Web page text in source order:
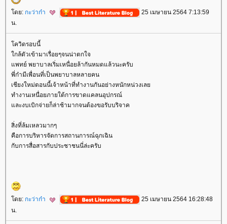
ดย: กะว่าก๋า
25 เมษายน 2564 7:13:59
น.
ควิดรอบนี้
กล้ตัวเข้ามาเรื่อยๆจนน่าตกใจ
พทย์ พยาบาลเริ่มเหนื่อยล้ากันหมดแล้วนะครับ
พี่ก๋ามีเพื่อนที่เป็นพยาบาลหลายคน
เชียงใหม่ตอนนี้เจ้าหน้าที่ทำงานกันอย่างหนักหน่วงเล
ทำงานเหนื่อยภายใต้การขาดแคลนอุปกรณ์
ละงบเบิกจ่ายก็ล่าช้ามากจนต้องขอรับบริจาค
สิ่งที่ล้มเหลวมากๆ
คือการบริหารจัดการสถานการณ์ฉุกเฉิน
กับการสื่อสารกับประชาชนนี่ล่ะครับ
ดย: กะว่าก๋า
25 เมษายน 2564 16:28:48
น.